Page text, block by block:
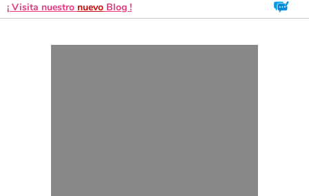
¡ Visita nuestro nuevo Blog !